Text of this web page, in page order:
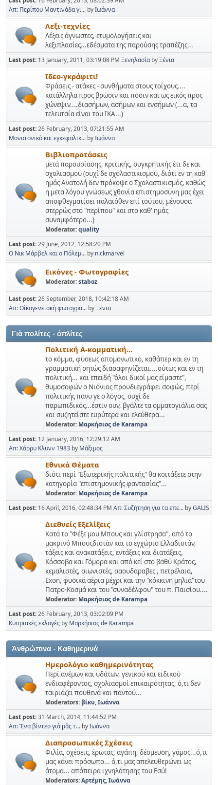
Απ: Περίπου Μαντινάδα γι... byΙωάννα
Λεξι-τεχνίες
Λέξεις άγνωστες, ετυμολογήσεις και
λεξιπλασίες...εδέσματα της παρούσης τραπέζης...
Last post: 13 January, 2011, 03:19:08 PM ΞενηλασίαbyΞένια
Ιδεο-γκράφιτι!
Φράσεις - ατάκες - συνθήματα στους τοίχους....
κατάλληλα προς βρώσιν και πόσιν και ως εικός προς
χώνεψιν....διασήμων, ασήμων και ενσήμων (...α, τα
τελευταία είναι του ΙΚΑ...)
Last post:26 February, 2013, 07:21:55 AM
Μονοτονικό και εγκεφαλικ... byΙωάννα
Βιβλιοπροτάσεις
μετά παρουσίασης, κριτικής, συγκρητικής έτι δε και
σχολιασμού (ουχί δε σχολαστικισμού, διότι εν τη καθ'
ημάς Ανατολή δεν πρόκοψε ο Σχολαστικισμός, καθώς
η μετα λόγου γνώσεως χθονία επιστημοσύνη μας έχει
αποφθεγματίσει παλαιόθεν επί τούτου, μένουσα
στερρώς στο "περίπου" και στο καθ' ημάς
συναμφότερο...)
Moderator:quality
Last post:29 June, 2012, 12:58:20 PM
O Νικ Μάρβελ και ο Πόλεμ... by nickmarvel
Εικόνες - Φωτογραφίες
Moderator:staboz
Last post:26 September, 2018, 10:42:18 AM
Απ: Οἰκογενειακὴ φωτογρα... byΞένια
Γιὰ πολίτες - ὀπλίτες
Πολιτική Α-κομματική...
το κόμμα, φύσεως απομονωτικό, καθάπερ και εν τη
γραμματική ρητώς διασαφηνίζεται....ούτως και εν τη
πολιτική... και επειδή "όλοι δικοί μας είμαστε",
θυμοσοφών ο Νιόνιος προυδιεγράφει σοφώς, περί
πολιτικής πάνυ γε ο λόγος, ουχί δε
παρωπιδικός...έστιν ουν, βγάλτε τα ομματογιάλια σας
και συζητείστε ευρύτερα και ελεύθερα...
Moderator: Μαρκήσιος de Karampa
Last post: 12 January, 2016, 12:29:12 AM
Απ: Χάρρυ Κλυνν 1983 by Μάξιμος
Εθνικά Θέματα
διότι περί "Εξωτερικής πολιτικής" θα κοιτάξετε στην
κατηγορία "επιστημονικής φαντασίας"...
Moderator: Μαρκήσιος de Karampa
Last post: 16 April, 2016, 02:48:34 PM Απ: Συζήτηση για τα επε... byGALIS
Διεθνείς Εξελίξεις
Κατά το "Φέξε μου Μπους και γλίστρησα", από το
μακρινό Μπουςδιστάν και το εγχώριο Ελλαδιστάν,
τάξεις και ανακατάξεις, εντάξεις και διατάξεις,
Κόσσοβα και Γόμορα και από κεί στο βαθύ Κράτος,
κεμαλιστές, σιωνιστές, σαουδάραβες , πετρέλαια,
Exon, φυσικά αέρια μέχρι και την "κόκκινη μηλιά"του
Πατρο-Κοσμά και του "συναδέλφου" του π. Παϊσίου....
Moderator: Μαρκήσιος de Karampa
Last post:26 February, 2013, 03:02:09 PM
Κυπριακές εκλογές by Μαρκήσιος de Karampa
Ἀνθρώπινα - Καθημερινά
Ημερολόγιο καθημερινότητας
Περί ανέμων και υδάτων, γενικού και ειδικού
ενδιαφέροντος, σχολιασμοί επικαιρότητας, ό,τι δεν
ταιριάζει πουθενά και παντού...
Moderators: βίκυ,Ιωάννα
Last post:31 March, 2014, 11:44:52 PM
Απ: Ἕνα βίντεο γιὰ μᾶς τ... byΙωάννα
Διαπροσωπικές Σχέσεις
Φιλία, σχέσεις, έρωτας, αγάπη, δέσμευση, γάμος...ό,τι
μας κάνει πρόσωπο... ό,τι μας απελευθερώνει ως
άτομα... απόπειρα ιχνηλάτησης του Εσύ!
Moderators:Αρτέμης,Ιωάννα